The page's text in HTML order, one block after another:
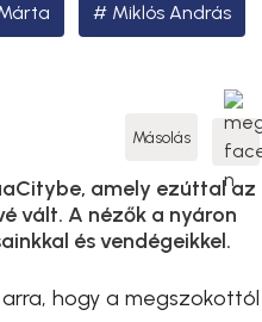
Miklós András
Másolás
amely ezúttal az
vált. A nézők a nyáron
és vendégeikkel.
hogy a megszokottól